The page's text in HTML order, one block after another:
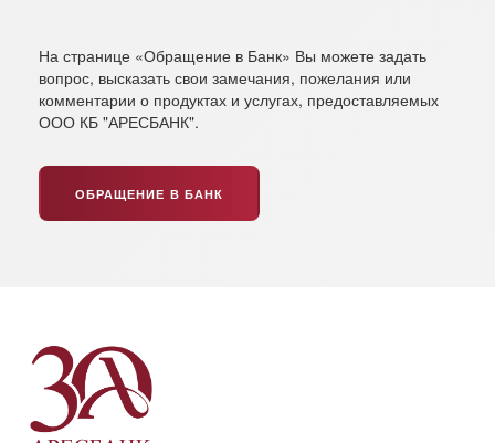
На странице «Обращение в Банк» Вы можете задать
вопрос, высказать свои замечания, пожелания или
комментарии о продуктах и услугах, предоставляемых
ООО КБ "АРЕСБАНК".
ОБРАЩЕНИЕ В БАНК